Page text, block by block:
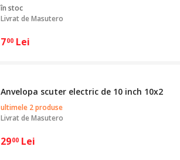
în stoc
Livrat deMasutero
700 Lei
Anvelopa scuter electric de 10 inch 10x2
ultimele 2 produse
Livrat deMasutero
2900 Lei